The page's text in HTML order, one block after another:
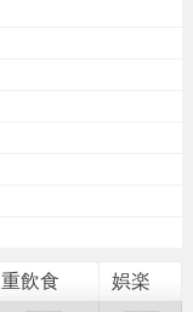
重飲食 娯楽